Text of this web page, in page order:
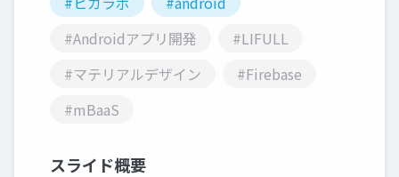
#Androidアプリ開発
#LIFULL
#マテリアルデザイン
#Firebase
#mBaaS
スライド概要